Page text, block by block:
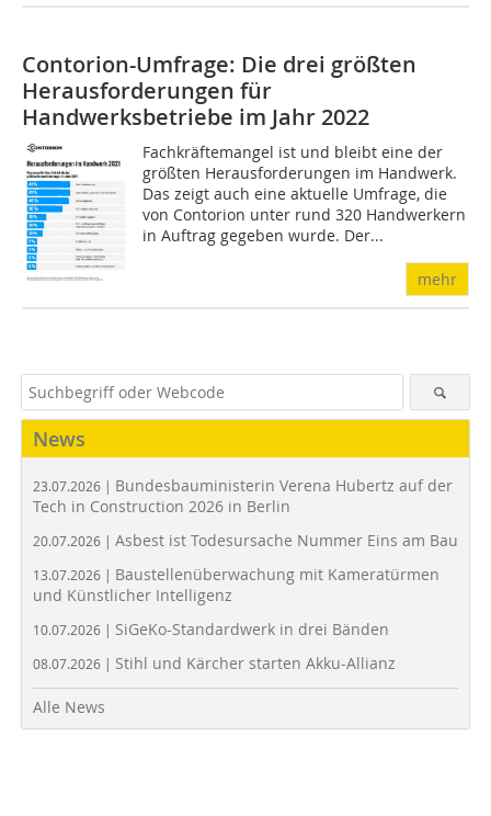
Contorion-Umfrage: Die drei größten
Herausforderungen für
Handwerksbetriebe im Jahr 2022
Fachkräftemangel ist und bleibt eine der
größten Herausforderungen im Handwerk.
Das zeigt auch eine aktuelle Umfrage, die
von Contorion unter rund 320 Handwerkern
in Auftrag gegeben wurde. Der...
mehr
News
23.07.2026 | Bundesbauministerin Verena Hubertz auf der
Tech in Construction 2026 in Berlin
20.07.2026 | Asbest ist Todesursache Nummer Eins am Bau
13.07.2026 | Baustellenüberwachung mit Kameratürmen
und Künstlicher Intelligenz
10.07.2026 | SiGeKo-Standardwerk in drei Bänden
08.07.2026 | Stihl und Kärcher starten Akku-Allianz
Alle News